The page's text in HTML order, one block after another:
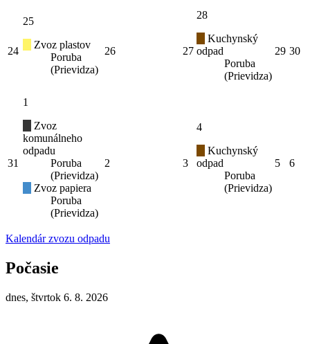
24
25
Zvoz plastov
Poruba
(Prievidza)
26 27
28
Kuchynský
odpad
Poruba
(Prievidza)
29 30
31
1
Zvoz
komunálneho
odpadu
Poruba
(Prievidza)
Zvoz papiera
Poruba
(Prievidza)
2 3
4
Kuchynský
odpad
Poruba
(Prievidza)
5 6
Kalendár zvozu odpadu
Počasie
dnes, štvrtok 6. 8. 2026